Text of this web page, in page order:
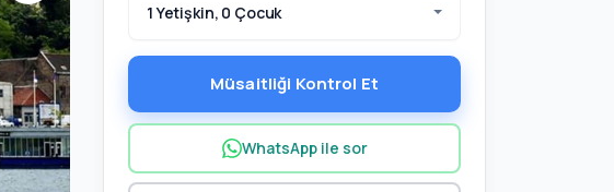
1 Yetişkin, 0 Çocuk
Müsaitliği Kontrol Et
WhatsApp ile sor